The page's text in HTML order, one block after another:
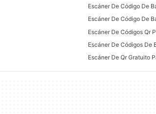
Escáner De Códigos Qr
Escáner De Qr Gratuito